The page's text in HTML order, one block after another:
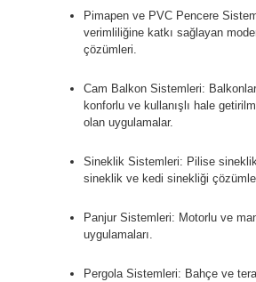
Pimapen ve PVC Pencere
verimliliğine katkı sağlayan
çözümleri.
Cam Balkon Sistemleri:
konforlu ve kullanışlı hale
olan uygulamalar.
Sineklik Sistemleri: Pilise
sineklik ve kedi sinekliği
Panjur Sistemleri: Motorlu ve
uygulamaları.
Pergola Sistemleri: Bahçe ve